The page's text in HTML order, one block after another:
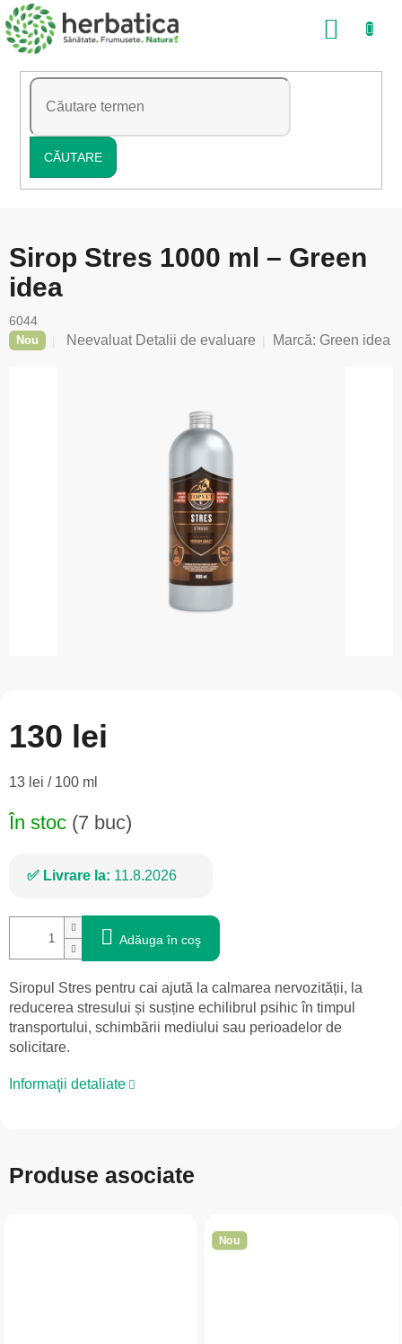
Treci
la
conținut
CĂUTARE
COŞ
Sirop Stres 1000 ml – Green
idea
6044
Nou
Evaluarea
Neevaluat Detalii de evaluare Marcă: Green idea
130 lei
Evaluare
13 lei / 100 ml
În stoc (7 buc)
Livrare la: 11.8.2026
Adăuga în coş
Siropul Stres pentru cai ajută la calmarea nervozității, la
reducerea stresului și susține echilibrul psihic în timpul
transportului, schimbării mediului sau perioadelor de
solicitare.
Informaţii detaliate
Produse asociate
Nou